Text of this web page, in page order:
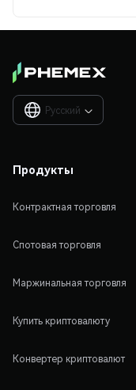
Русский 
Продукты
Контрактная торговля
Спотовая торговля
Маржинальная торговля
Купить криптовалюту
Конвертер криптовалют